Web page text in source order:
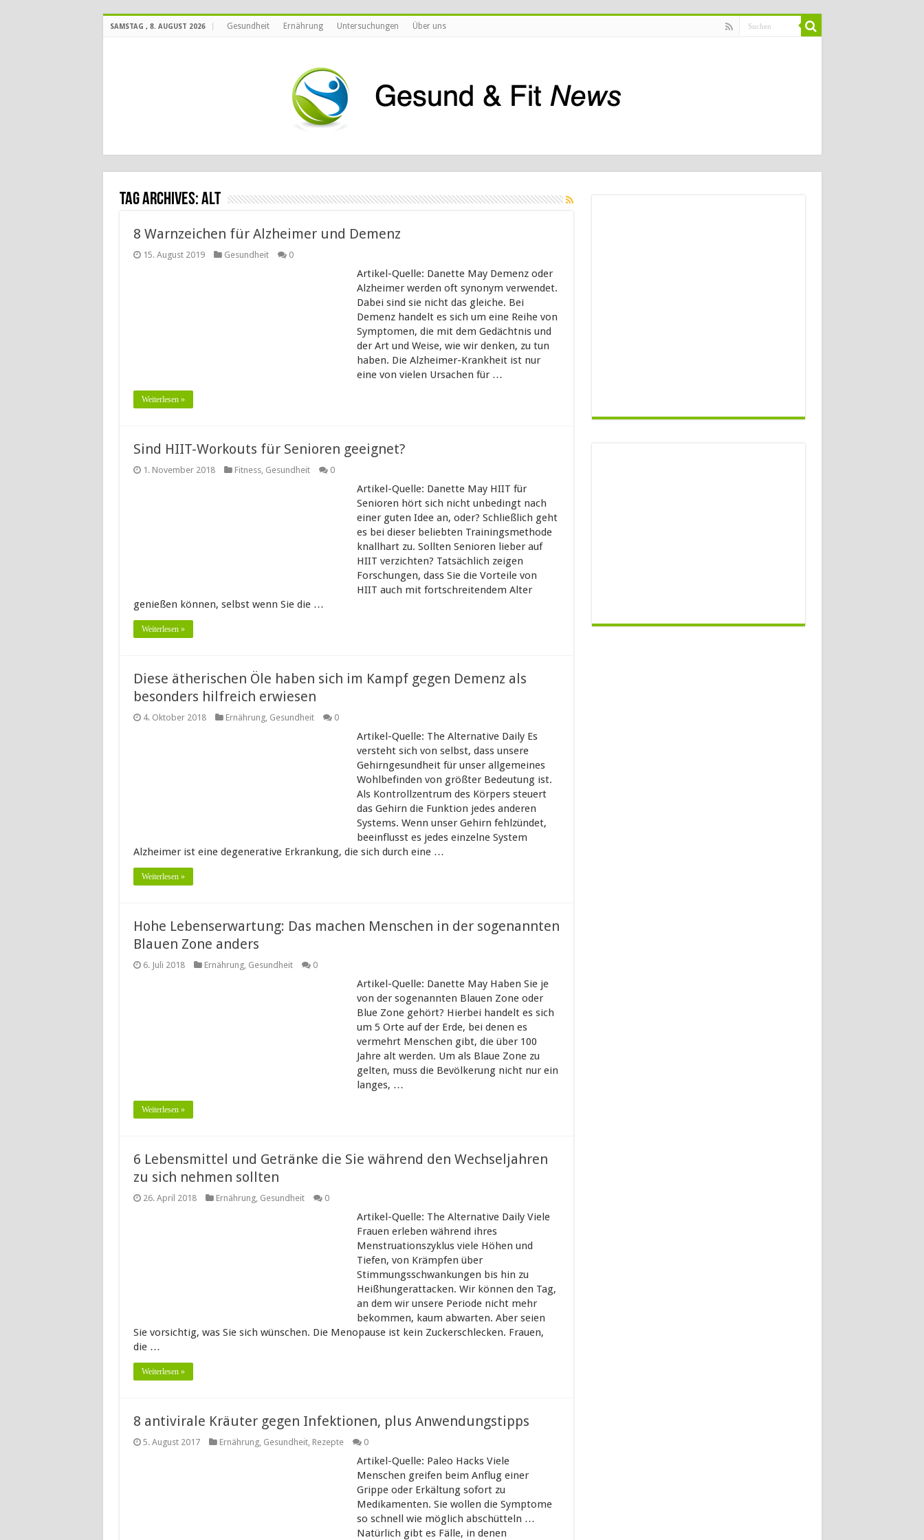
SAMSTAG , 8. AUGUST 2026 Gesundheit Ernährung Untersuchungen Über uns
Tag Archives:alt
8 Warnzeichen für Alzheimer und Demenz
15. August 2019 Gesundheit 0
Artikel-Quelle: Danette May Demenz oder
Alzheimer werden oft synonym verwendet.
Dabei sind sie nicht das gleiche. Bei
Demenz handelt es sich um eine Reihe von
Symptomen, die mit dem Gedächtnis und
der Art und Weise, wie wir denken, zu tun
haben. Die Alzheimer-Krankheit ist nur
eine von vielen Ursachen für …
Weiterlesen »
Sind HIIT-Workouts für Senioren geeignet?
1. November 2018 Fitness, Gesundheit 0
Artikel-Quelle: Danette May HIIT für
Senioren hört sich nicht unbedingt nach
einer guten Idee an, oder? Schließlich geht
es bei dieser beliebten Trainingsmethode
knallhart zu. Sollten Senioren lieber auf
HIIT verzichten? Tatsächlich zeigen
Forschungen, dass Sie die Vorteile von
HIIT auch mit fortschreitendem Alter
genießen können, selbst wenn Sie die …
Weiterlesen »
Diese ätherischen Öle haben sich im Kampf gegen Demenz als
besonders hilfreich erwiesen
4. Oktober 2018 Ernährung, Gesundheit 0
Artikel-Quelle: The Alternative Daily Es
versteht sich von selbst, dass unsere
Gehirngesundheit für unser allgemeines
Wohlbefinden von größter Bedeutung ist.
Als Kontrollzentrum des Körpers steuert
das Gehirn die Funktion jedes anderen
Systems. Wenn unser Gehirn fehlzündet,
beeinflusst es jedes einzelne System
Alzheimer ist eine degenerative Erkrankung, die sich durch eine …
Weiterlesen »
Hohe Lebenserwartung: Das machen Menschen in der sogenannten
Blauen Zone anders
6. Juli 2018 Ernährung, Gesundheit 0
Artikel-Quelle: Danette May Haben Sie je
von der sogenannten Blauen Zone oder
Blue Zone gehört? Hierbei handelt es sich
um 5 Orte auf der Erde, bei denen es
vermehrt Menschen gibt, die über 100
Jahre alt werden. Um als Blaue Zone zu
gelten, muss die Bevölkerung nicht nur ein
langes, …
Weiterlesen »
6 Lebensmittel und Getränke die Sie während den Wechseljahren
zu sich nehmen sollten
26. April 2018 Ernährung, Gesundheit 0
Artikel-Quelle: The Alternative Daily Viele
Frauen erleben während ihres
Menstruationszyklus viele Höhen und
Tiefen, von Krämpfen über
Stimmungsschwankungen bis hin zu
Heißhungerattacken. Wir können den Tag,
an dem wir unsere Periode nicht mehr
bekommen, kaum abwarten. Aber seien
Sie vorsichtig, was Sie sich wünschen. Die Menopause ist kein Zuckerschlecken. Frauen,
die …
Weiterlesen »
8 antivirale Kräuter gegen Infektionen, plus Anwendungstipps
5. August 2017 Ernährung, Gesundheit, Rezepte 0
Artikel-Quelle: Paleo Hacks Viele
Menschen greifen beim Anflug einer
Grippe oder Erkältung sofort zu
Medikamenten. Sie wollen die Symptome
so schnell wie möglich abschütteln …
Natürlich gibt es Fälle, in denen